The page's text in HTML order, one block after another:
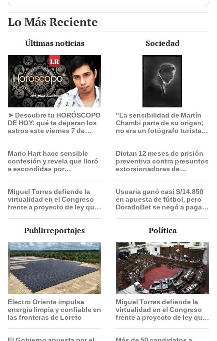
Lo Más Reciente
Últimas noticias
➤ Descubre tu HORÓSCOPO
DE HOY: qué te deparan los
astros este viernes 7 de
Mario Hart hace sensible
confesión y revela que lloró
a escondidas por
Ella no me ha visto"
Miguel Torres defiende la
virtualidad en el Congreso
frente a proyecto de ley que
Sociedad
"La sensibilidad de Martín
Chambi parte de su origen;
no era un fotógrafo turista,
Dictan 12 meses de prisión
preventiva contra presuntos
extorsionadores de
Usuaria ganó casi S/14.850
en apuesta de fútbol, pero
DoradoBet se negó a pagar:
Publirreportajes
Electro Oriente impulsa
energía limpia y confiable en
las fronteras de Loreto
Política
Miguel Torres defiende la
virtualidad en el Congreso
frente a proyecto de ley que